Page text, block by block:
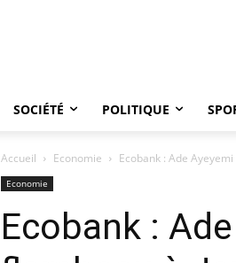
SOCIÉTÉ POLITIQUE
Accueil Economie Ecobank : Ade
Economie
Ecobank :